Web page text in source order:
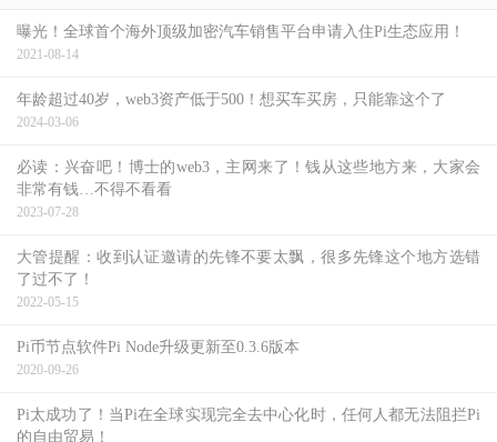
曝光！全球首个海外顶级加密汽车销售平台申请入住Pi生态应用！
2021-08-14
年龄超过40岁，web3资产低于500！想买车买房，只能靠这个了
2024-03-06
必读：兴奋吧！博士的web3，主网来了！钱从这些地方来，大家会
非常有钱…不得不看看
2023-07-28
大管提醒：收到认证邀请的先锋不要太飘，很多先锋这个地方选错
了过不了！
2022-05-15
Pi币节点软件Pi Node升级更新至0.3.6版本
2020-09-26
Pi太成功了！当Pi在全球实现完全去中心化时，任何人都无法阻拦Pi
的自由贸易！